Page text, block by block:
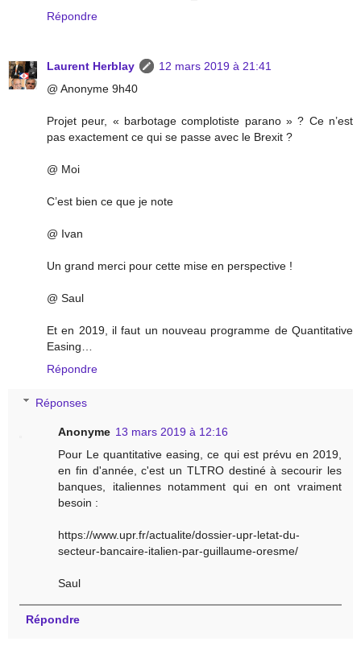
Répondre
Laurent Herblay
12 mars 2019 à 21:41
@ Anonyme 9h40
Projet peur, « barbotage complotiste parano » ? Ce n’est
pas exactement ce qui se passe avec le Brexit ?
@ Moi
C’est bien ce que je note
@ Ivan
Un grand merci pour cette mise en perspective !
@ Saul
Et en 2019, il faut un nouveau programme de Quantitative
Easing…
Répondre
Réponses
Anonyme 13 mars 2019 à 12:16
Pour Le quantitative easing, ce qui est prévu en 2019,
en fin d'année, c'est un TLTRO destiné à secourir les
banques, italiennes notamment qui en ont vraiment
besoin :
https://www.upr.fr/actualite/dossier-upr-letat-du-
secteur-bancaire-italien-par-guillaume-oresme/
Saul
Répondre